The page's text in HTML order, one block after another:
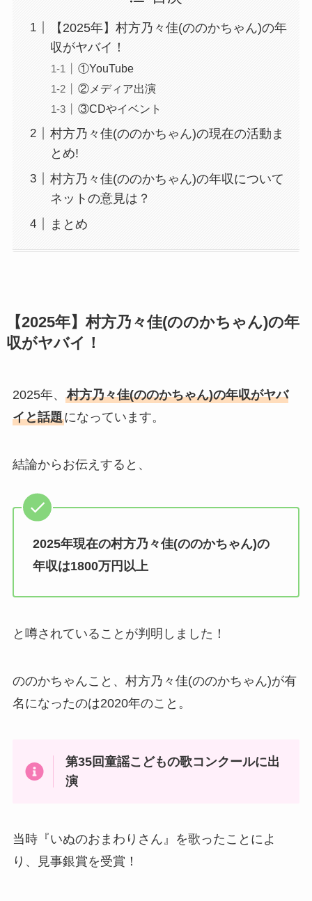
【2025年】村方乃々佳(ののかちゃん)の年
収がヤバイ！
①YouTube
②メディア出演
③CDやイベント
村方乃々佳(ののかちゃん)の現在の活動ま
とめ!
村方乃々佳(ののかちゃん)の年収について
ネットの意見は？
まとめ
【2025年】村方乃々佳(ののかちゃん)の年
収がヤバイ！
2025年、 村方乃々佳(ののかちゃん)の年収がヤバ
イと話題になっています。
結論からお伝えすると、
2025年現在の村方乃々佳(ののかちゃん)の
年収は1800万円以上
と噂されていることが判明しました！
ののかちゃんこと、村方乃々佳(ののかちゃん)が有
名になったのは2020年のこと。
第35回童謡こどもの歌コンクールに出
演
当時『いぬのおまわりさん』を歌ったことによ
り、見事銀賞を受賞！